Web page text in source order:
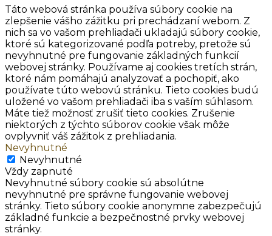
Táto webová stránka používa súbory cookie na
zlepšenie vášho zážitku pri prechádzaní webom. Z
nich sa vo vašom prehliadači ukladajú súbory cookie,
ktoré sú kategorizované podľa potreby, pretože sú
nevyhnutné pre fungovanie základných funkcií
webovej stránky. Používame aj cookies tretích strán,
ktoré nám pomáhajú analyzovať a pochopiť, ako
používate túto webovú stránku. Tieto cookies budú
uložené vo vašom prehliadači iba s vaším súhlasom.
Máte tiež možnosť zrušiť tieto cookies. Zrušenie
niektorých z týchto súborov cookie však môže
ovplyvniť váš zážitok z prehliadania.
Nevyhnutné
Nevyhnutné
Vždy zapnuté
Nevyhnutné súbory cookie sú absolútne
nevyhnutné pre správne fungovanie webovej
stránky. Tieto súbory cookie anonymne zabezpečujú
základné funkcie a bezpečnostné prvky webovej
stránky.